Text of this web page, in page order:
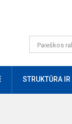
DAUGIAUSTRUKTŪRA IR